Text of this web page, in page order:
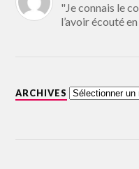
"Je connais le
l’avoir écouté en
ARCHIVES